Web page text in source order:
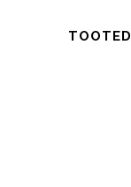
TOOTED